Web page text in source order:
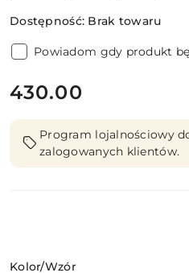
Dostępność: Brak towaru
Powiadom gdy produkt
cena:
430.00
Program lojalnościowy
zalogowanych klientów.
Wariant
Kolor/Wzór